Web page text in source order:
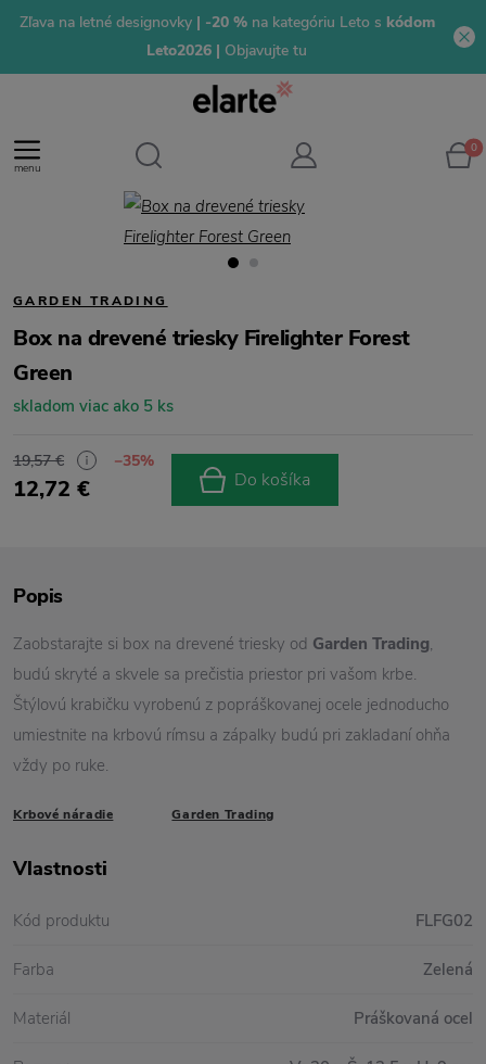
Zľava na letné designovky| -20 % na kategóriu Leto s kódom
Leto2026 | Objavujte tu
menu
0
GARDEN TRADING
Box na drevené triesky Firelighter Forest
Green
skladom viac ako 5 ks
19,57 € −35%
12,72 € Do košíka
Popis
Zaobstarajte si box na drevené triesky od Garden Trading,
budú skryté a skvele sa prečistia priestor pri vašom krbe.
Štýlovú krabičku vyrobenú z popráškovanej ocele jednoducho
umiestnite na krbovú rímsu a zápalky budú pri zakladaní ohňa
vždy po ruke.
Krbové náradie Garden Trading
Vlastnosti
Kód produktu FLFG02
Farba Zelená
Materiál Práškovaná ocel